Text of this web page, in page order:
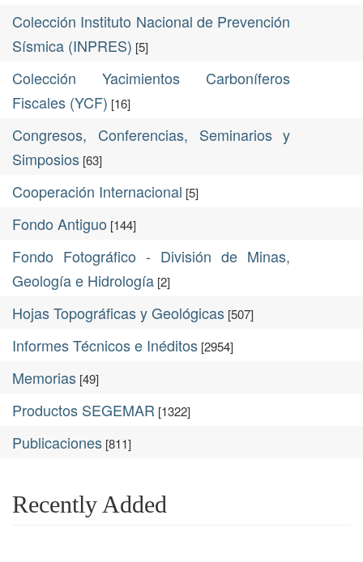
Colección Instituto Nacional de Prevención
Sísmica (INPRES) [5]
Colección Yacimientos Carboníferos
Fiscales (YCF) [16]
Congresos, Conferencias, Seminarios y
Simposios [63]
Cooperación Internacional [5]
Fondo Antiguo [144]
Fondo Fotográfico - División de Minas,
Geología e Hidrología [2]
Hojas Topográficas y Geológicas [507]
Informes Técnicos e Inéditos [2954]
Memorias [49]
Productos SEGEMAR [1322]
Publicaciones [811]
Recently Added